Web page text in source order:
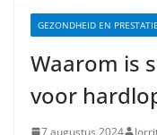
GEZONDHEID EN PRESTATIE
Waarom is
voor
7 augustus 2024